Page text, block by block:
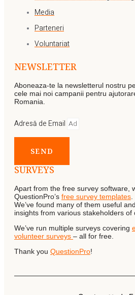
Media
Parteneri
Voluntariat
NEWSLETTER
Aboneaza-te la newsletterul nostru
cele mai noi campanii pentru
Romania.
Adresă de Email
SEND
SURVEYS
Apart from the free survey software,
QuestionPro’s free survey templates.
We’ve found many of them useful
insights from various stakeholders of
We’ve run multiple surveys covering
volunteer surveys – all for free.
Thank you QuestionPro!